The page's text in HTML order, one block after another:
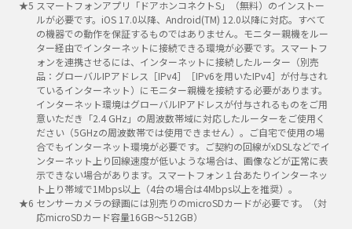
★5 スマートフォンアプリ「ドアホンコネクトS」（無料）のインストー
ルが必要です。iOS 17.0以降、Android(TM) 12.0以降に対応。すべて
の機器での動作を保証するものではありません。モニター親機をルー
ター経由でインターネットに接続できる環境が必要です。スマートフ
ォンを連携させるには、インターネットに接続したルーター（別売
品：グローバルIPアドレス［IPv4］［IPv6を用いたIPv4］が付与され
ているインターネット）にモニター親機を接続する必要があります。
インターネット環境はグローバルIPアドレスが付与されるものをご用
意いただき「2.4 GHz」の周波数帯域に対応したルーターをご使用く
ださい（5GHzの周波数帯では使用できません）。ご自宅で使用の場
合でもインターネット環境が必要です。ご契約の回線がxDSLなどでイ
ンターネット上り回線速度が低いような場合は、画像などが正常に表
示できない場合があります。スマートフォン１台あたりインターネッ
ト上り帯域で1Mbps以上（4台の場合は4Mbps以上を推奨）。
★6 センサーカメラの録画には別売りのmicroSDカードが必要です。（対
応microSDカード容量16GB～512GB）